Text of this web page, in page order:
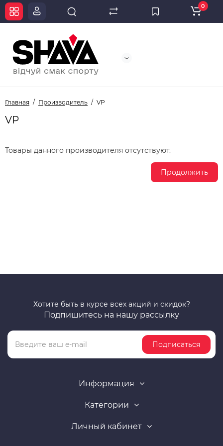
0
Главная Производитель VP
VP
Товары данного производителя отсутствуют.
Продолжить
Хотите быть в курсе всех акций и скидок?
Подпишитесь на нашу рассылку
Подписаться
Информация
Категории
Личный кабинет